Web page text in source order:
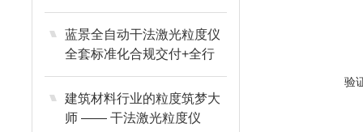
蓝景全自动干法激光粒度仪
全套标准化合规交付+全行
业适配
建筑材料行业的粒度筑梦大
师 —— 干法激光粒度仪
验